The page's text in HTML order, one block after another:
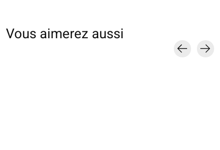
Vous aimerez aussi